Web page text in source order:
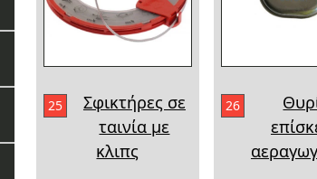
25
Σφικτήρες σε
ταινία με
κλιπς
26